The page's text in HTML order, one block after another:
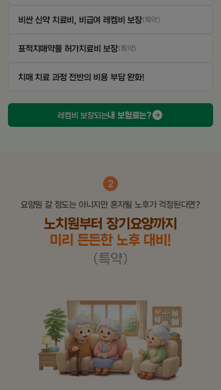
비싼 신약 치료비, 비급여 레켐비 보장(특약)
표적치매약물 허가치료비 보장(특약)
치매 치료 과정 전반의 비용 부담 완화!
레켐비 보장되는내 보험료는?
2
요양원 갈 정도는 아니지만 혼자될 노후가 걱정된다면?
노치원부터 장기요양까지
미리 든든한 노후 대비!
(특약)